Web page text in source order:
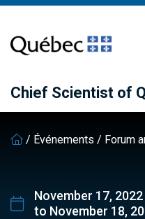
main
content
footer
Chief Scientist of
/ Événements / Forum
November 17, 2022
to November 18,